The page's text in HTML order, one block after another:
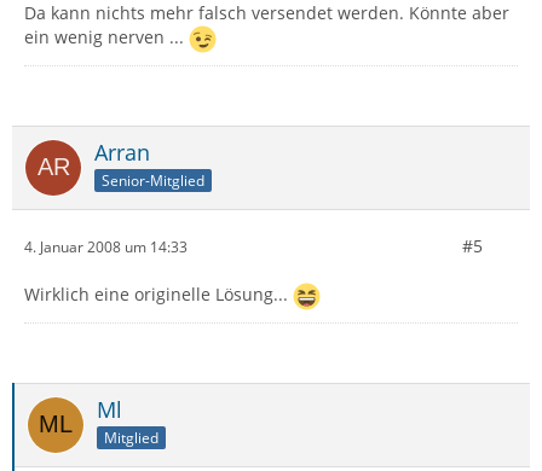
Da kann nichts mehr falsch versendet werden. Könnte aber
ein wenig nerven ...
Arran
Senior-Mitglied
4. Januar 2008 um 14:33 #5
Wirklich eine originelle Lösung...
Ml
Mitglied